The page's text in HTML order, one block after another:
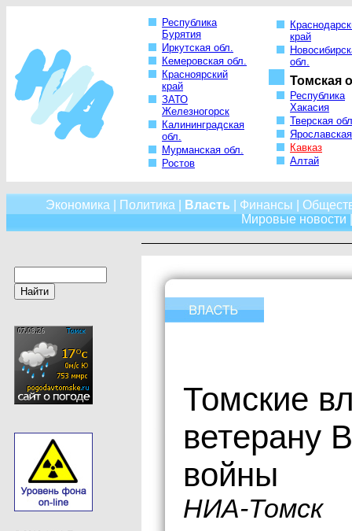
Республика
Бурятия
Иркутская обл.
Кемеровская обл.
Красноярский
край
ЗАТО
Железногорск
Калининградская
обл.
Мурманская обл.
Ростов
край
обл.
Томская
Республика
Хакасия
Тверская
Кавказ
Алтай
Экономика Политика Власть Финансы
Мировые новости
Томские
ветерану
войны
НИА-Томск